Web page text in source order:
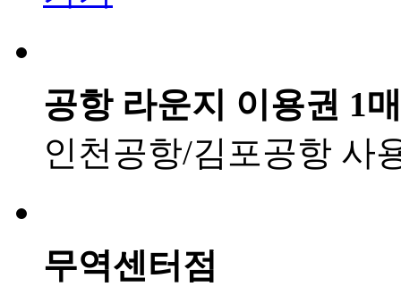
공항 라운지 이용권 1매
인천공항/김포공항 사
무역센터점